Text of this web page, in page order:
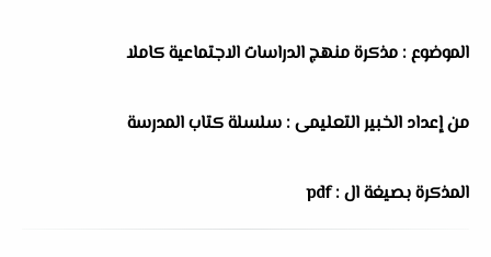
الموضوع : مذكرة منهج الدراسات الاجتماعية كاملا
من إعداد الخبير التعليمى : سلسلة كتاب المدرسة
المذكرة بصيغة ال : pdf